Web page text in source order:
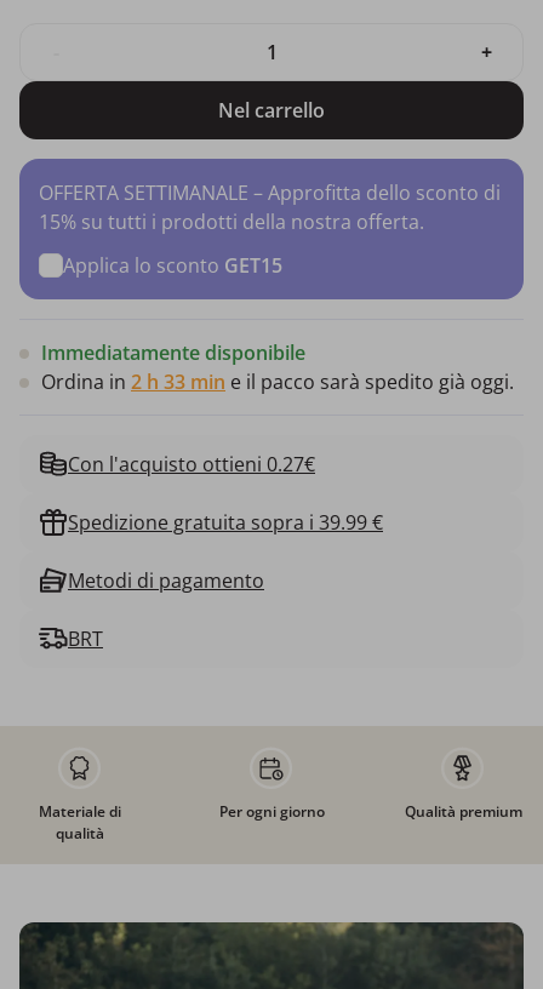
+
Nel carrello
OFFERTA SETTIMANALE – Approfitta dello sconto di
15% su tutti i prodotti della nostra offerta.
Applica lo sconto GET15
Immediatamente disponibile
Ordina in 2 h 33 min e il pacco sarà spedito già oggi.
Con l'acquisto ottieni 0.27€
Spedizione gratuita sopra i 39.99 €
Metodi di pagamento
BRT
Materiale di
qualità
Per ogni giorno Qualità premium